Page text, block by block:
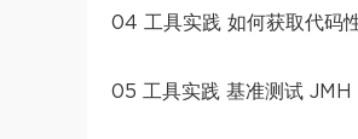
04 工具实践 如何获取代码
05 工具实践 基准测试